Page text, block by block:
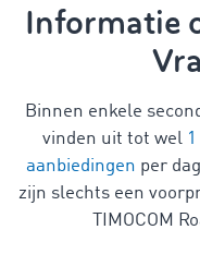
Informatie
Binnen enkele
vinden uit tot wel
aanbiedingen per
zijn slechts een
TIMOCOM